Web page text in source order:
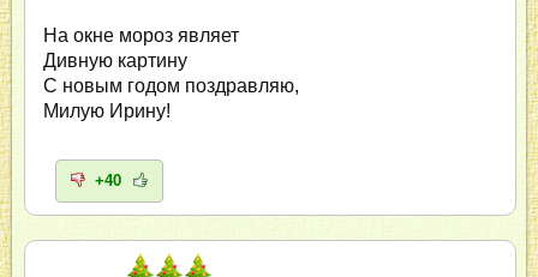
На окне мороз являет
Дивную картину
С новым годом поздравляю,
Милую Ирину!
+40